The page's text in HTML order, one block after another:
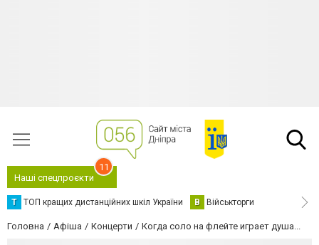
Наші спецпроєкти
11
Т ТОП кращих дистанційних шкіл України В Військторги
Головна Афіша Концерти Когда соло на флейте играет душа...